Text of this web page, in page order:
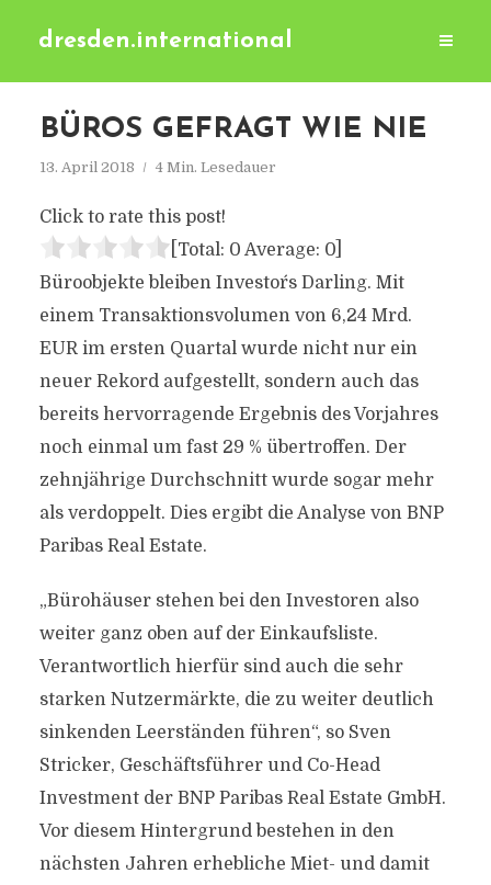
dresden.international
BÜROS GEFRAGT WIE NIE
13. April 2018 4 Min. Lesedauer
Click to rate this post!
[Total: 0 Average: 0]
Büroobjekte bleiben Investor´s Darling. Mit
einem Transaktionsvolumen von 6,24 Mrd.
EUR im ersten Quartal wurde nicht nur ein
neuer Rekord aufgestellt, sondern auch das
bereits hervorragende Ergebnis des Vorjahres
noch einmal um fast 29 % übertroffen. Der
zehnjährige Durchschnitt wurde sogar mehr
als verdoppelt. Dies ergibt die Analyse von BNP
Paribas Real Estate.
„Bürohäuser stehen bei den Investoren also
weiter ganz oben auf der Einkaufsliste.
Verantwortlich hierfür sind auch die sehr
starken Nutzermärkte, die zu weiter deutlich
sinkenden Leerständen führen“, so Sven
Stricker, Geschäftsführer und Co-Head
Investment der BNP Paribas Real Estate GmbH.
Vor diesem Hintergrund bestehen in den
nächsten Jahren erhebliche Miet- und damit